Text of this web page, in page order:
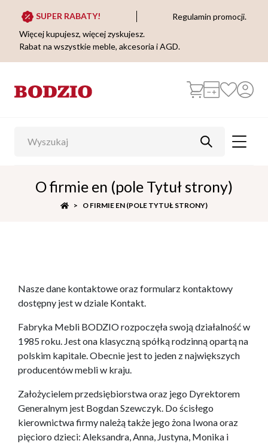
SUPER RABATY!
Regulamin promocji.
Więcej kupujesz, więcej zyskujesz.
Rabat na wszystkie meble, akcesoria i AGD.
O firmie en (pole Tytuł strony)
O FIRMIE EN (POLE TYTUŁ STRONY)
Nasze dane kontaktowe oraz formularz kontaktowy
dostępny jest w dziale Kontakt.
Fabryka Mebli BODZIO rozpoczęła swoją działalność w
1985 roku. Jest ona klasyczną spółką rodzinną opartą na
polskim kapitale. Obecnie jest to jeden z największych
producentów mebli w kraju.
Założycielem przedsiębiorstwa oraz jego Dyrektorem
Generalnym jest Bogdan Szewczyk. Do ścisłego
kierownictwa firmy należą także jego żona Iwona oraz
pięcioro dzieci: Aleksandra, Anna, Justyna, Monika i